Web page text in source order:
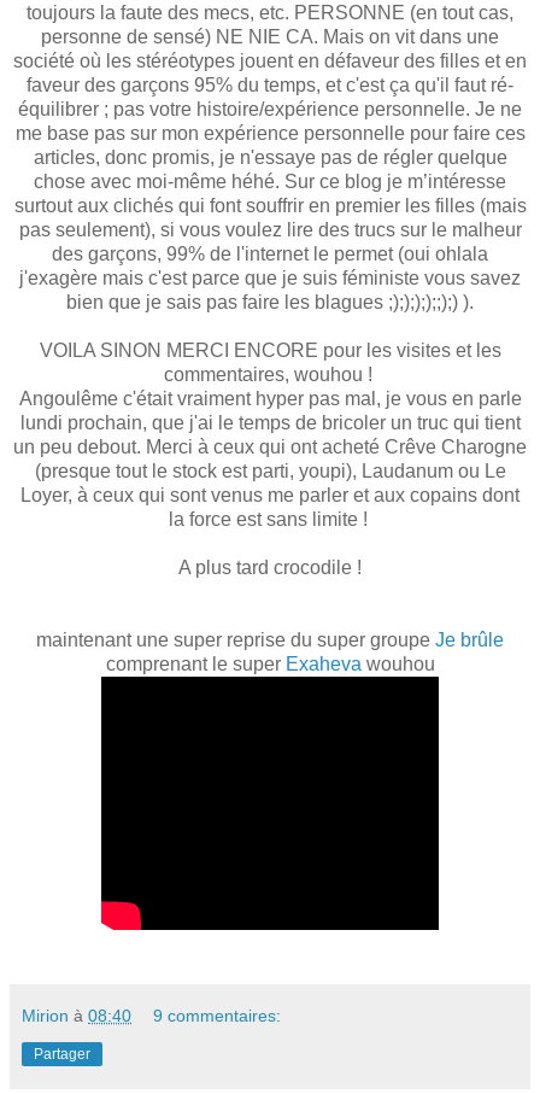
toujours la faute des mecs, etc. PERSONNE (en tout cas,
personne de sensé) NE NIE CA. Mais on vit dans une
société où les stéréotypes jouent en défaveur des filles et en
faveur des garçons 95% du temps, et c'est ça qu'il faut ré-
équilibrer ; pas votre histoire/expérience personnelle. Je ne
me base pas sur mon expérience personnelle pour faire ces
articles, donc promis, je n'essaye pas de régler quelque
chose avec moi-même héhé. Sur ce blog je m’intéresse
surtout aux clichés qui font souffrir en premier les filles (mais
pas seulement), si vous voulez lire des trucs sur le malheur
des garçons, 99% de l'internet le permet (oui ohlala
j'exagère mais c'est parce que je suis féministe vous savez
bien que je sais pas faire les blagues ;););););;);) ).
VOILA SINON MERCI ENCORE pour les visites et les
commentaires, wouhou !
Angoulême c'était vraiment hyper pas mal, je vous en parle
lundi prochain, que j'ai le temps de bricoler un truc qui tient
un peu debout. Merci à ceux qui ont acheté Crêve Charogne
(presque tout le stock est parti, youpi), Laudanum ou Le
Loyer, à ceux qui sont venus me parler et aux copains dont
la force est sans limite !
A plus tard crocodile !
maintenant une super reprise du super groupe Je brûle
comprenant le super Exaheva wouhou
Mirion à 08:40 9 commentaires:
Partager